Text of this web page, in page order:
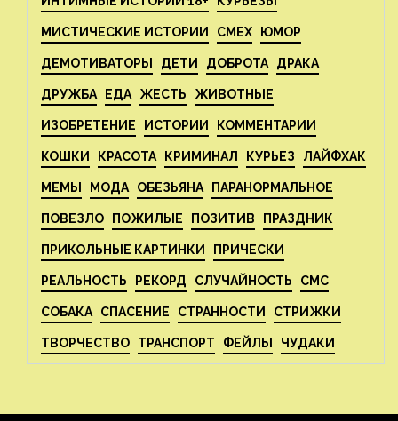
МИСТИЧЕСКИЕ ИСТОРИИ СМЕХ ЮМОР
ДЕМОТИВАТОРЫ ДЕТИ ДОБРОТА ДРАКА
ДРУЖБА ЕДА ЖЕСТЬ ЖИВОТНЫЕ
ИЗОБРЕТЕНИЕ ИСТОРИИ КОММЕНТАРИИ
КОШКИ КРАСОТА КРИМИНАЛ КУРЬЕЗ ЛАЙФХАК
МЕМЫ МОДА ОБЕЗЬЯНА ПАРАНОРМАЛЬНОЕ
ПОВЕЗЛО ПОЖИЛЫЕ ПОЗИТИВ ПРАЗДНИК
ПРИКОЛЬНЫЕ КАРТИНКИ ПРИЧЕСКИ
РЕАЛЬНОСТЬ РЕКОРД СЛУЧАЙНОСТЬ СМС
СОБАКА СПАСЕНИЕ СТРАННОСТИ СТРИЖКИ
ТВОРЧЕСТВО ТРАНСПОРТ ФЕЙЛЫ ЧУДАКИ